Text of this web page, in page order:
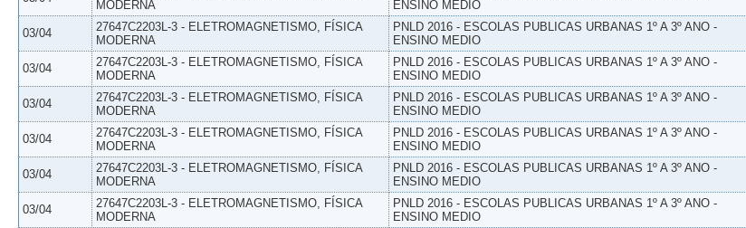
MODERNA
ENSINO MEDIO
03/04
27647C2203L-3 - ELETROMAGNETISMO, FÍSICA
MODERNA
PNLD 2016 - ESCOLAS PUBLICAS URBANAS 1º A 3º ANO -
ENSINO MEDIO
03/04
27647C2203L-3 - ELETROMAGNETISMO, FÍSICA
MODERNA
PNLD 2016 - ESCOLAS PUBLICAS URBANAS 1º A 3º ANO -
ENSINO MEDIO
03/04
27647C2203L-3 - ELETROMAGNETISMO, FÍSICA
MODERNA
PNLD 2016 - ESCOLAS PUBLICAS URBANAS 1º A 3º ANO -
ENSINO MEDIO
03/04
27647C2203L-3 - ELETROMAGNETISMO, FÍSICA
MODERNA
PNLD 2016 - ESCOLAS PUBLICAS URBANAS 1º A 3º ANO -
ENSINO MEDIO
03/04
27647C2203L-3 - ELETROMAGNETISMO, FÍSICA
MODERNA
PNLD 2016 - ESCOLAS PUBLICAS URBANAS 1º A 3º ANO -
ENSINO MEDIO
03/04
27647C2203L-3 - ELETROMAGNETISMO, FÍSICA
MODERNA
PNLD 2016 - ESCOLAS PUBLICAS URBANAS 1º A 3º ANO -
ENSINO MEDIO